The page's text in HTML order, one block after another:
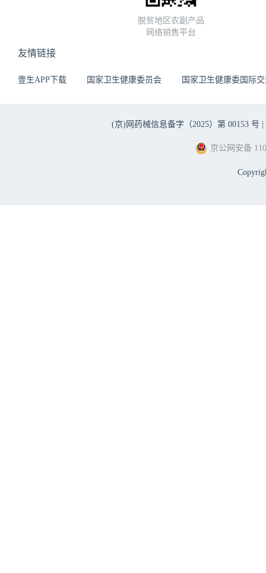
脱贫地区农副产品
网络销售平台
友情链接
壹生APP下载 国家卫生健康委员会 国家卫生健康委国际
(京)网药械信息备字（2025）第 00153 号 |
京公网安备